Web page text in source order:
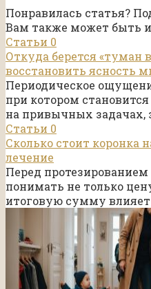
Понравилась статья?
Вам также может быть
Статьи 0
Откуда берется «туман
восстановить ясность
Периодическое
при котором
на привычных задачах,
Статьи 0
Сколько стоит коронка
лечение
Перед
понимать не только
итоговую сумму влияет